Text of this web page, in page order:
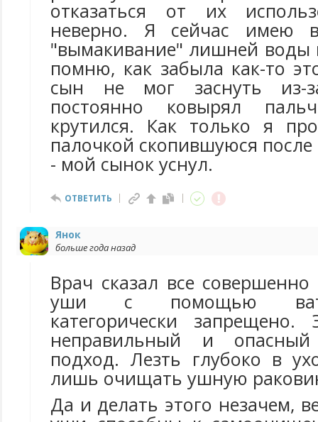
отказаться от их
неверно. Я сейчас имею
"вымакивание" лишней
помню, как забыла как-то
сын не мог заснуть из-
постоянно ковырял
крутился. Как только я
палочкой скопившуюся
- мой сынок уснул.
ОТВЕТИТЬ
Янок
больше года назад
Врач сказал все
уши с помощью
категорически запрещено.
неправильный и
подход. Лезть глубоко в
лишь очищать ушную
Да и делать этого незачем,